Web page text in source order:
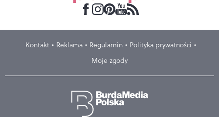
Kontakt Reklama Regulamin
Polityka prywatności
Moje zgody